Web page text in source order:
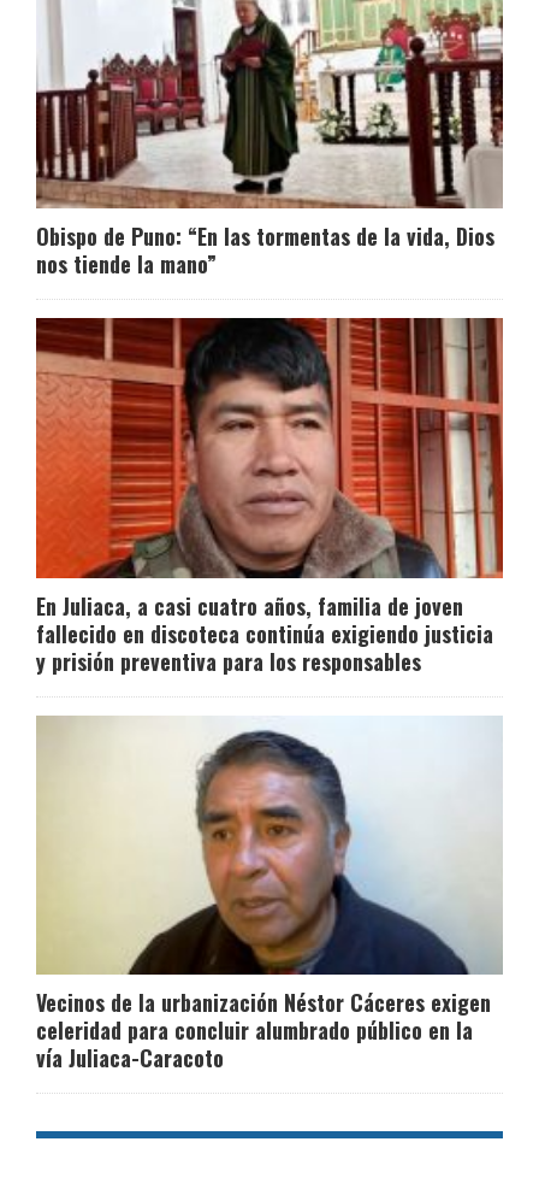
Obispo de Puno: “En las tormentas de la vida, Dios
nos tiende la mano”
En Juliaca, a casi cuatro años, familia de joven
fallecido en discoteca continúa exigiendo justicia
y prisión preventiva para los responsables
Vecinos de la urbanización Néstor Cáceres exigen
celeridad para concluir alumbrado público en la
vía Juliaca-Caracoto